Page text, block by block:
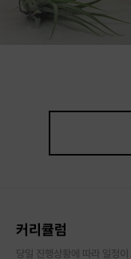
자극
커리큘럼
당일 진행상황에 따라 일정